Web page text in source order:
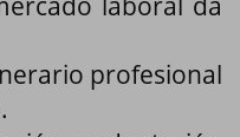
profesional